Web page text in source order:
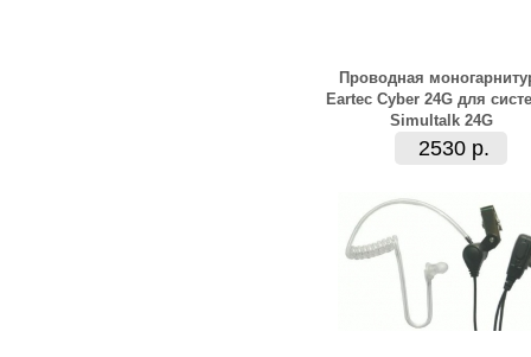
Проводная
Eartec Cyber 24G для
Simultalk 24G
2530 р.